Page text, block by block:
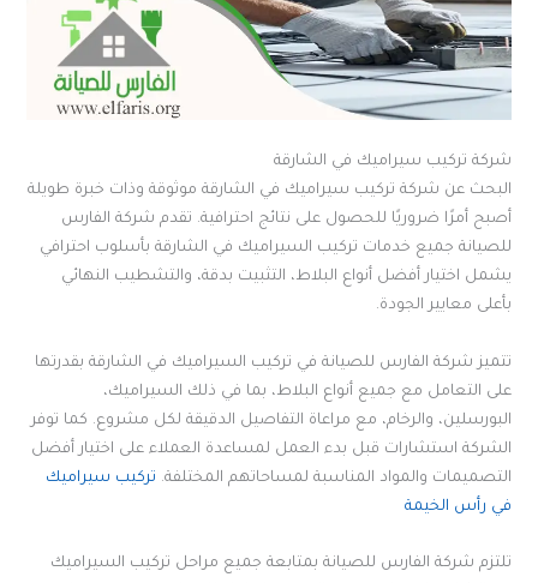
شركة تركيب سيراميك في الشارقة
البحث عن شركة تركيب سيراميك في الشارقة موثوقة وذات خبرة طويلة
أصبح أمرًا ضروريًا للحصول على نتائج احترافية. تقدم شركة الفارس
للصيانة جميع خدمات تركيب السيراميك في الشارقة بأسلوب احترافي
يشمل اختيار أفضل أنواع البلاط، التثبيت بدقة، والتشطيب النهائي
بأعلى معايير الجودة.
تتميز شركة الفارس للصيانة في تركيب السيراميك في الشارقة بقدرتها
على التعامل مع جميع أنواع البلاط، بما في ذلك السيراميك،
البورسلين، والرخام، مع مراعاة التفاصيل الدقيقة لكل مشروع. كما توفر
الشركة استشارات قبل بدء العمل لمساعدة العملاء على اختيار أفضل
التصميمات والمواد المناسبة لمساحاتهم المختلفة. تركيب سيراميك
في رأس الخيمة
تلتزم شركة الفارس للصيانة بمتابعة جميع مراحل تركيب السيراميك